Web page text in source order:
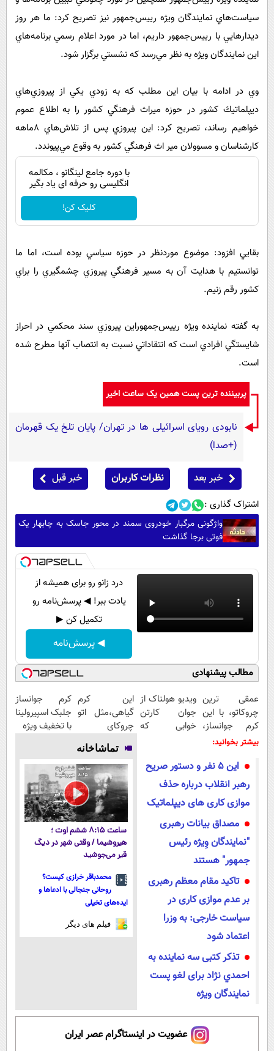
سياست‌هاي نمايندگان ويژه رييس‌جمهور نيز تصريح كرد: ما هر روز
ديدارهايي با رييس‌جمهور داريم، اما در مورد اعلام رسمي برنامه‌هاي
اين نمايندگان ويژه به نظر مي‌رسد كه نشستي برگزار شود.
وي در ادامه با بيان اين مطلب كه به زودي يكي از پيروزي‌هاي
ديپلماتيك كشور در حوزه ميراث فرهنگي كشور را به اطلاع عموم
خواهيم رساند، تصريح كرد: اين پيروزي پس از تلاش‌هاي 8ماهه
كارشناسان و مسوولان مير اث فرهنگي كشور به وقوع مي‌پيوندد.
با دوره جامع لینگانو ، مکالمه
انگلیسی رو حرفه ای یاد بگیر
کلیک کن!
بقايي افزود: موضوع موردنظر در حوزه سياسي بوده است، اما ما
توانستيم با هدايت آن به مسير فرهنگي پيروزي چشمگيري را براي
كشور رقم زنيم.
به گفته نماينده ويژه رييس‌جمهوراين پيروزي سند محكمي در احراز
شايستگي افرادي است كه انتقاداتي نسبت به انتصاب آنها مطرح شده
است.
پربیننده ترین پست همین یک ساعت اخیر
نابودی رویای اسرائیلی ها در تهران/ پایان تلخ یک قهرمان
(+صدا)
خبر بعد نظرات کاربران خبر قبل
اشتراک گذاری :
واژگونی مرگبار خودروی سمند در محور جاسک به چابهار یک
فوتی برجا گذاشت
درد زانو رو برای همیشه از
یادت ببر! ◀ پرسش‌نامه رو
تکمیل کن ▶
◀ پرسش‌نامه
مطالب پیشنهادی
عمقی ترین
چروکاتو، با این
کرم جوانساز،
فوری)
ویدیو هولناک از
جوان کارتن
خوابی که
این کرم
گیاهی،مثل اتو
چروکای
پوستتوصاف
میکنه!50%تخفیف
کرم جوانساز
جلبک اسپیرولینا
با تخفیف ویژه
بیشتر بخوانید:
این 5 نفر و دستور صریح
رهبر انقلاب درباره حذف
موازی کاری های دیپلماتیک
مصداق بیانات رهبری
"نمایندگان وِیژه رئیس
جمهور" هستند
تاکید مقام معظم رهبری
بر عدم موازی کاری در
سیاست خارجی: به وزرا
اعتماد شود
تذکر کتبی سه نماینده به
احمدي نژاد برای لغو پست
نمایندگان ویژه
تماشاخانه
ساعت ۸:۱۵ ششم اوت ؛
هیروشیما / وقتی شهر در دیگ
قیر می‌جوشید
محمدباقر خرازی کیست؟
روحانی جنجالی با ادعاها و
ایده‌های تخیلی
فیلم های دیگر
عضویت در اینستاگرام عصر ایران